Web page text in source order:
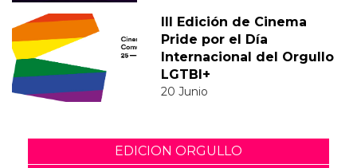
III Edición de Cinema
Pride por el Día
Internacional del Orgullo
LGTBI+
20 Junio
EDICION ORGULLO